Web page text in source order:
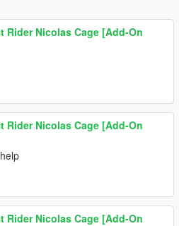
Rider Nicolas Cage [Add-On
Rider Nicolas Cage [Add-On
Rider Nicolas Cage [Add-On